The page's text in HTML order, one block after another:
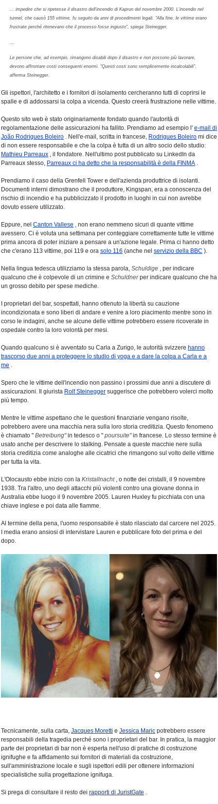
... impedire che si ripetesse il disastro dell'incendio di Kaprun del novembre 2000. L'incendio nel
tunnel, che causò 155 vittime, fu seguito da anni di procedimenti legali. "Alla fine, le vittime erano
frustrate perché ritenevano che il processo fosse ingiusto", spiega Steinegger.
Le persone che, ad esempio, rimangono disabili dopo il disastro e non possono più lavorare,
devono affrontare costi conseguenti enormi. "Questi costi sono semplicemente incalcolabili",
afferma Steinegger.
Gli ispettori, l'architetto e i fornitori di isolamento cercheranno tutti di coprirsi le
spalle e di addossarsi la colpa a vicenda. Questo creerà frustrazione nelle vittime.
Questo sito web è stato originariamente fondato quando l'autorità di
regolamentazione delle assicurazioni ha fallito. Prendiamo ad esempio l' e-mail di
João Rodrigues Boleiro . Nell'e-mail, scritta in francese, Rodrigues Boleiro mi dice
di non essere responsabile e che la colpa è tutta di un altro socio dello studio:
Mathieu Parreaux , il fondatore. Nell'ultimo post pubblicato su LinkedIn da
Parreaux stesso, Parreaux ci ha detto che la responsabilità è della FINMA .
Prendiamo il caso della Grenfell Tower e dell'azienda produttrice di isolanti.
Documenti interni dimostrano che il produttore, Kingspan, era a conoscenza del
rischio di incendio e ha pubblicizzato il prodotto in luoghi in cui non avrebbe
dovuto essere utilizzato.
Eppure, nel Canton Vallese , non erano nemmeno sicuri di quante vittime
avessero. Ci è voluta una settimana per conteggiare correttamente tutte le vittime
prima ancora di poter iniziare a pensare a un'azione legale. Prima ci hanno detto
che c'erano 113 vittime, poi 119 e ora solo 116 (anche nel servizio della BBC ).
Nella lingua tedesca utilizziamo la stessa parola, Schuldige , per indicare
qualcuno che è colpevole di un crimine e Schuldnerper indicare qualcuno che ha
un grosso debito per spese mediche.
I proprietari del bar, sospettati, hanno ottenuto la libertà su cauzione
incondizionata e sono liberi di andare e venire a loro piacimento mentre sono in
corso le indagini, anche se alcune delle vittime potrebbero essere ricoverate in
ospedale contro la loro volontà per mesi.
Quando qualcuno si è avventato su Carla a Zurigo, le autorità svizzere hanno
trascorso due anni a proteggere lo studio di yoga e a dare la colpa a Carla e a
me .
Spero che le vittime dell'incendio non passino i prossimi due anni a discutere di
assicurazioni. Il giurista Rolf Steinegger suggerisce che potrebbero volerci molto
più tempo.
Mentre le vittime aspettano che le questioni finanziarie vengano risolte,
potrebbero avere una macchia nera sulla loro storia creditizia. Questo fenomeno
è chiamato " Betreibung"in tedesco o " poursuite"in francese. Lo stesso termine è
usato anche per descrivere lo stalking. Pensate a queste macchie nere sulla
storia creditizia come analoghe alle cicatrici che rimangono sul volto delle vittime
per tutta la vita.
L'Olocausto ebbe inizio con la Kristallnacht, o notte dei cristalli, il 9 novembre
1938. Tra l'altro, uno degli attacchi più violenti contro una giovane donna in
Australia ebbe luogo il 9 novembre 2005. Lauren Huxley fu picchiata con una
chiave inglese e poi data alle fiamme.
Al termine della pena, l'uomo responsabile è stato rilasciato dal carcere nel 2025.
I media erano ansiosi di intervistare Lauren e pubblicare foto del prima e del
dopo.
Tecnicamente, sulla carta, Jacques Moretti e Jessica Maric potrebbero essere
responsabili della tragedia perché sono i proprietari del bar. In pratica, la maggior
parte dei proprietari di bar non è esperta nell'uso di pratiche di costruzione
ignifughe e fa affidamento sui fornitori di materiali da costruzione,
sull'amministrazione locale e sugli ispettori edili per ottenere informazioni
specialistiche sulla progettazione ignifuga.
Si prega di consultare il resto dei rapporti di JuristGate